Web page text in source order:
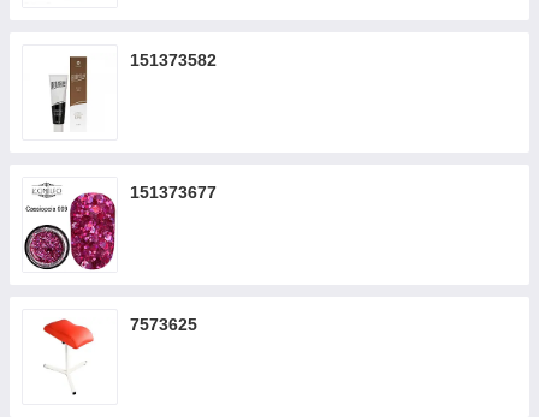
151373582
151373677
7573625